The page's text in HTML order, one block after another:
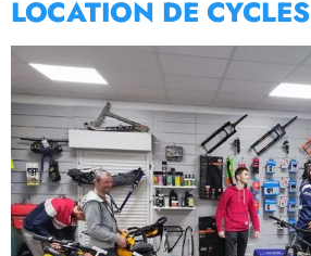
LOCATION DE CYCLES